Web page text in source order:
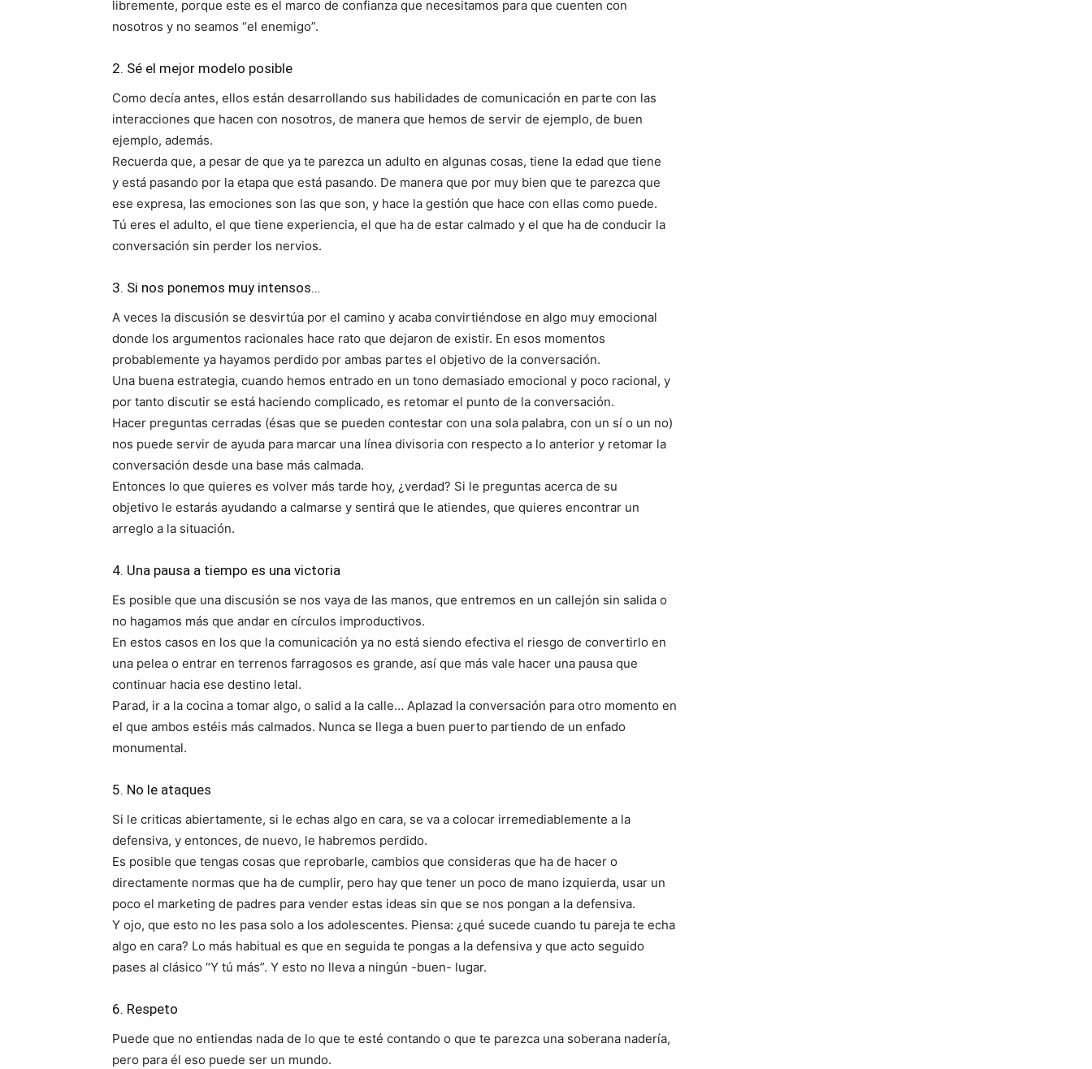
libremente, porque este es el marco de confianza que necesitamos para que cuenten con
nosotros y no seamos “el enemigo”.
2. Sé el mejor modelo posible
Como decía antes, ellos están desarrollando sus habilidades de comunicación en parte con las
interacciones que hacen con nosotros, de manera que hemos de servir de ejemplo, de buen
ejemplo, además.
Recuerda que, a pesar de que ya te parezca un adulto en algunas cosas, tiene la edad que tiene
y está pasando por la etapa que está pasando. De manera que por muy bien que te parezca que
ese expresa, las emociones son las que son, y hace la gestión que hace con ellas como puede.
Tú eres el adulto, el que tiene experiencia, el que ha de estar calmado y el que ha de conducir la
conversación sin perder los nervios.
3. Si nos ponemos muy intensos…
A veces la discusión se desvirtúa por el camino y acaba convirtiéndose en algo muy emocional
donde los argumentos racionales hace rato que dejaron de existir. En esos momentos
probablemente ya hayamos perdido por ambas partes el objetivo de la conversación.
Una buena estrategia, cuando hemos entrado en un tono demasiado emocional y poco racional, y
por tanto discutir se está haciendo complicado, es retomar el punto de la conversación.
Hacer preguntas cerradas (ésas que se pueden contestar con una sola palabra, con un sí o un no)
nos puede servir de ayuda para marcar una línea divisoria con respecto a lo anterior y retomar la
conversación desde una base más calmada.
Entonces lo que quieres es volver más tarde hoy, ¿verdad? Si le preguntas acerca de su
objetivo le estarás ayudando a calmarse y sentirá que le atiendes, que quieres encontrar un
arreglo a la situación.
4. Una pausa a tiempo es una victoria
Es posible que una discusión se nos vaya de las manos, que entremos en un callejón sin salida o
no hagamos más que andar en círculos improductivos.
En estos casos en los que la comunicación ya no está siendo efectiva el riesgo de convertirlo en
una pelea o entrar en terrenos farragosos es grande, así que más vale hacer una pausa que
continuar hacia ese destino letal.
Parad, ir a la cocina a tomar algo, o salid a la calle… Aplazad la conversación para otro momento en
el que ambos estéis más calmados. Nunca se llega a buen puerto partiendo de un enfado
monumental.
5. No le ataques
Si le criticas abiertamente, si le echas algo en cara, se va a colocar irremediablemente a la
defensiva, y entonces, de nuevo, le habremos perdido.
Es posible que tengas cosas que reprobarle, cambios que consideras que ha de hacer o
directamente normas que ha de cumplir, pero hay que tener un poco de mano izquierda, usar un
poco el marketing de padres para vender estas ideas sin que se nos pongan a la defensiva.
Y ojo, que esto no les pasa solo a los adolescentes. Piensa: ¿qué sucede cuando tu pareja te echa
algo en cara? Lo más habitual es que en seguida te pongas a la defensiva y que acto seguido
pases al clásico “Y tú más”. Y esto no lleva a ningún -buen- lugar.
6. Respeto
Puede que no entiendas nada de lo que te esté contando o que te parezca una soberana nadería,
pero para él eso puede ser un mundo.